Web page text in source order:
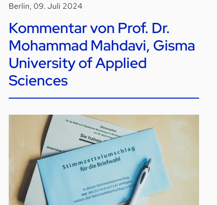
Berlin, 09. Juli 2024
Kommentar von Prof. Dr.
Mohammad Mahdavi, Gisma
University of Applied
Sciences